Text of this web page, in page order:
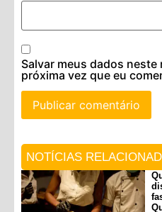
Salvar meus dados neste
próxima vez que eu
NOTÍCIAS